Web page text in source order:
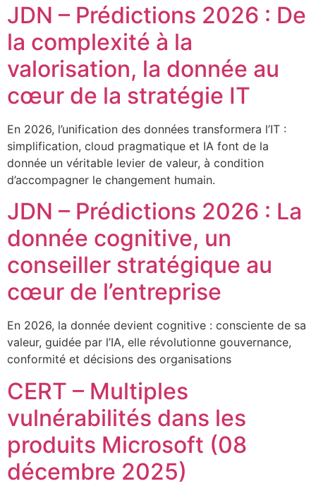
JDN – Prédictions 2026 : De
la complexité à la
valorisation, la donnée au
cœur de la stratégie IT
En 2026, l’unification des données transformera l’IT :
simplification, cloud pragmatique et IA font de la
donnée un véritable levier de valeur, à condition
d’accompagner le changement humain.
JDN – Prédictions 2026 : La
donnée cognitive, un
conseiller stratégique au
cœur de l’entreprise
En 2026, la donnée devient cognitive : consciente de sa
valeur, guidée par l’IA, elle révolutionne gouvernance,
conformité et décisions des organisations
CERT – Multiples
vulnérabilités dans les
produits Microsoft (08
décembre 2025)